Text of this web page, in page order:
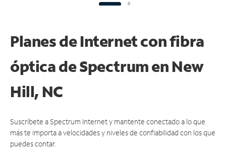
Planes de Internet con fibra
óptica de Spectrum en New
Hill, NC
Suscríbete a Spectrum Internet y mantente conectado a lo que
más te importa a velocidades y niveles de confiabilidad con los que
puedes contar.